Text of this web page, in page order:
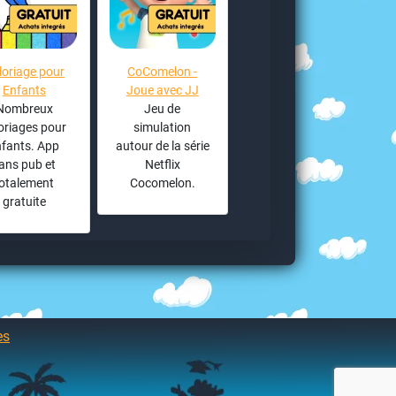
pour
Enfants
pour
App
pub et
gratuite
CoComelon -
Joue avec JJ
Jeu de
simulation
autour de la série
Netflix
Cocomelon.